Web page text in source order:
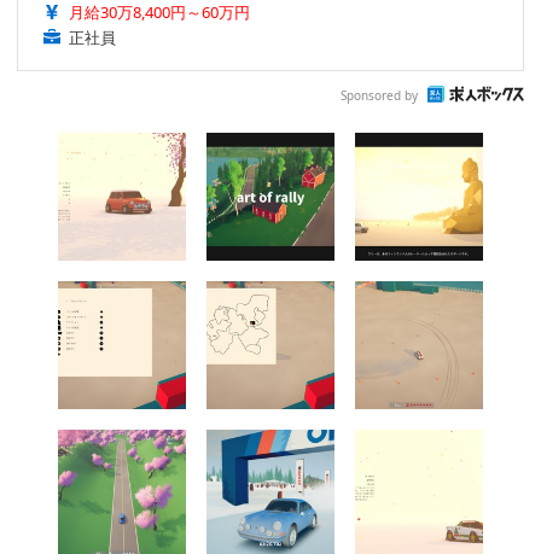
月給30万8,400円～60万円
正社員
Sponsored by